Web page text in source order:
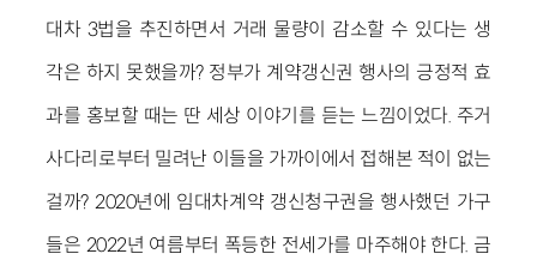
대차 3법을 추진하면서 거래 물량이 감소할 수 있다는 생
각은 하지 못했을까? 정부가 계약갱신권 행사의 긍정적 효
과를 홍보할 때는 딴 세상 이야기를 듣는 느낌이었다. 주거
사다리로부터 밀려난 이들을 가까이에서 접해본 적이 없는
걸까? 2020년에 임대차계약 갱신청구권을 행사했던 가구
들은 2022년 여름부터 폭등한 전세가를 마주해야 한다. 금